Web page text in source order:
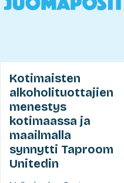
Kotimaisten
alkoholituottajien
menestys
kotimaassa ja
maailmalla
synnytti Taproom
Unitedin